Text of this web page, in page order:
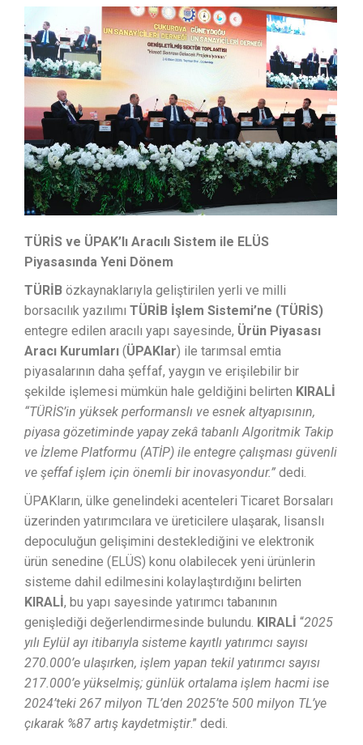
TÜRİS ve ÜPAK’lı Aracılı Sistem ile ELÜS
Piyasasında Yeni Dönem
TÜRİB özkaynaklarıyla geliştirilen yerli ve milli
borsacılık yazılımı TÜRİB İşlem Sistemi’ne (TÜRİS)
entegre edilen aracılı yapı sayesinde, Ürün Piyasası
Aracı Kurumları (ÜPAKlar) ile tarımsal emtia
piyasalarının daha şeffaf, yaygın ve erişilebilir bir
şekilde işlemesi mümkün hale geldiğini belirten KIRALİ
“TÜRİS’in yüksek performanslı ve esnek altyapısının,
piyasa gözetiminde yapay zekâ tabanlı Algoritmik Takip
ve İzleme Platformu (ATİP) ile entegre çalışması güvenli
ve şeffaf işlem için önemli bir inovasyondur.” dedi.
ÜPAKların, ülke genelindeki acenteleri Ticaret Borsaları
üzerinden yatırımcılara ve üreticilere ulaşarak, lisanslı
depoculuğun gelişimini desteklediğini ve elektronik
ürün senedine (ELÜS) konu olabilecek yeni ürünlerin
sisteme dahil edilmesini kolaylaştırdığını belirten
KIRALİ, bu yapı sayesinde yatırımcı tabanının
genişlediği değerlendirmesinde bulundu. KIRALİ “2025
yılı Eylül ayı itibarıyla sisteme kayıtlı yatırımcı sayısı
270.000’e ulaşırken, işlem yapan tekil yatırımcı sayısı
217.000’e yükselmiş; günlük ortalama işlem hacmi ise
2024’teki 267 milyon TL’den 2025’te 500 milyon TL’ye
çıkarak %87 artış kaydetmiştir.” dedi.